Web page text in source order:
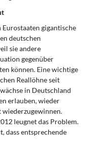
Eurostaaten gigantische
deutschen
sie andere
gegenüber
können. Eine wichtige
Reallöhne seit
in Deutschland
erlauben, wieder
wiederzugewinnen.
leugnet das Problem.
dass entsprechende